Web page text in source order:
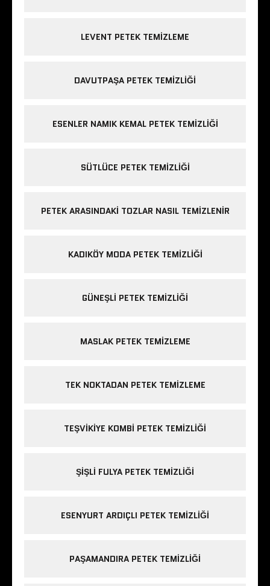
LEVENT PETEK TEMIZLEME
DAVUTPAŞA PETEK TEMIZLIĞI
ESENLER NAMIK KEMAL PETEK TEMIZLIĞI
SÜTLÜCE PETEK TEMIZLIĞI
PETEK ARASINDAKI TOZLAR NASIL TEMIZLENIR
KADIKÖY MODA PETEK TEMIZLIĞI
GÜNEŞLI PETEK TEMIZLIĞI
MASLAK PETEK TEMIZLEME
TEK NOKTADAN PETEK TEMIZLEME
TEŞVIKIYE KOMBI PETEK TEMIZLIĞI
ŞIŞLI FULYA PETEK TEMIZLIĞI
ESENYURT ARDIÇLI PETEK TEMIZLIĞI
PAŞAMANDIRA PETEK TEMIZLIĞI